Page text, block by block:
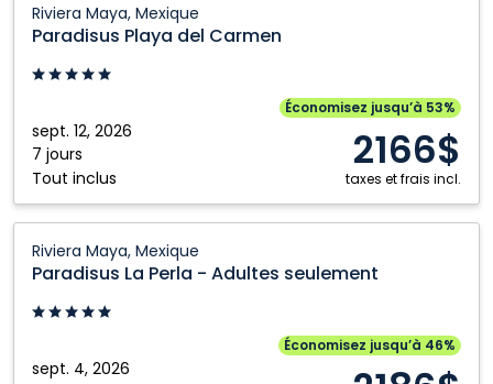
Riviera Maya, Mexique
Paradisus Playa del Carmen
sept. 12, 2026
7 jours
Tout inclus
Économisez jusqu’à 53%
2166$
taxes et frais incl.
Playa
del
Carmen:
Maya,
Mexique
Riviera Maya, Mexique
Paradisus La Perla - Adultes seulement
sept. 4, 2026
Économisez jusqu’à 46%
Perla
seulement: